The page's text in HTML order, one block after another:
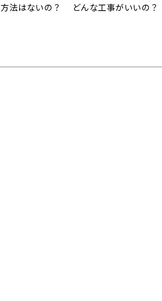
法はないの？ どんな工事がいいの